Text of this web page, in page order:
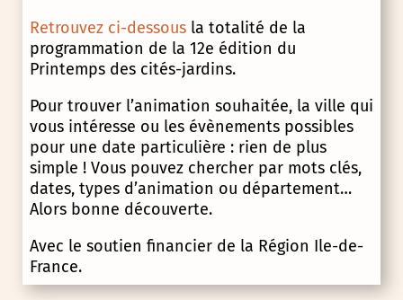
Retrouvez ci-dessousla totalité de la
programmation de la 12e édition du
Printemps des cités-jardins.
Pour trouver l’animation souhaitée, la ville qui
vous intéresse ou les évènements possibles
pour une date particulière : rien de plus
simple ! Vous pouvez chercher par mots clés,
dates, types d’animation ou département…
Alors bonne découverte.
Avec le soutien financier de la Région Ile-de-
France.